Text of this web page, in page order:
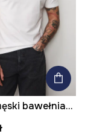
t-shirt męski bawełniany z elastanem